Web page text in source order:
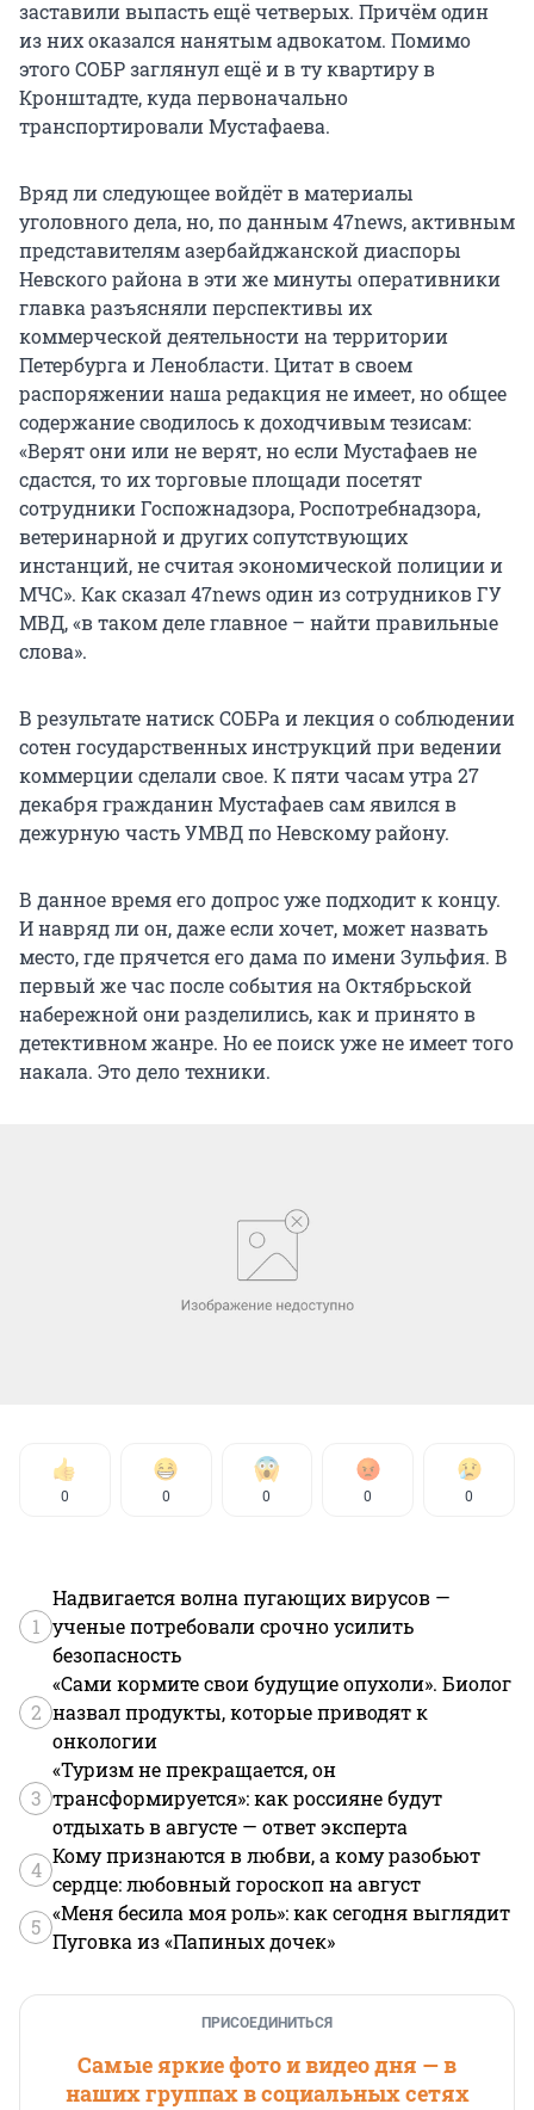
заставили выпасть ещё четверых. Причём один
из них оказался нанятым адвокатом. Помимо
этого СОБР заглянул ещё и в ту квартиру в
Кронштадте, куда первоначально
транспортировали Мустафаева.
Вряд ли следующее войдёт в материалы
уголовного дела, но, по данным 47news, активным
представителям азербайджанской диаспоры
Невского района в эти же минуты оперативники
главка разъясняли перспективы их
коммерческой деятельности на территории
Петербурга и Ленобласти. Цитат в своем
распоряжении наша редакция не имеет, но общее
содержание сводилось к доходчивым тезисам:
«Верят они или не верят, но если Мустафаев не
сдастся, то их торговые площади посетят
сотрудники Госпожнадзора, Роспотребнадзора,
ветеринарной и других сопутствующих
инстанций, не считая экономической полиции и
МЧС». Как сказал 47news один из сотрудников ГУ
МВД, «в таком деле главное – найти правильные
слова».
В результате натиск СОБРа и лекция о соблюдении
сотен государственных инструкций при ведении
коммерции сделали свое. К пяти часам утра 27
декабря гражданин Мустафаев сам явился в
дежурную часть УМВД по Невскому району.
В данное время его допрос уже подходит к концу.
И навряд ли он, даже если хочет, может назвать
место, где прячется его дама по имени Зульфия. В
первый же час после события на Октябрьской
набережной они разделились, как и принято в
детективном жанре. Но ее поиск уже не имеет того
накала. Это дело техники.
0 0 0 0 0
1
Надвигается волна пугающих вирусов —
ученые потребовали срочно усилить
безопасность
2
«Сами кормите свои будущие опухоли». Биолог
назвал продукты, которые приводят к
онкологии
3
«Туризм не прекращается, он
трансформируется»: как россияне будут
отдыхать в августе — ответ эксперта
4
Кому признаются в любви, а кому разобьют
сердце: любовный гороскоп на август
5
«Меня бесила моя роль»: как сегодня выглядит
Пуговка из «Папиных дочек»
ПРИСОЕДИНИТЬСЯ
Самые яркие фото и видео дня — в
наших группах в социальных сетях